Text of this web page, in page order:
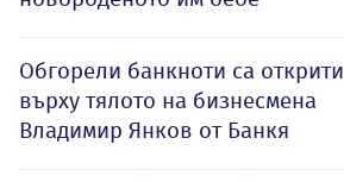
Обгорели банкноти са открити
върху тялото на бизнесмена
Владимир Янков от Банкя